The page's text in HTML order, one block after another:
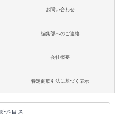
お問い合わせ
編集部へのご連絡
会社概要
特定商取引法に基づく表示